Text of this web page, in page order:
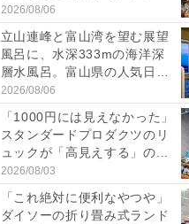
ー...
2026/08/06
立山連峰と富山湾を望む展望
風呂に、水深333mの海洋深
層水風呂。富山県の人気日
帰...
2026/08/06
「1000円には見えなかった」
スタンダードプロダクツのリ
ュックが「高見えする」の...
2026/08/03
「これ絶対に便利なやつや」
ダイソーの折り畳み式ランド